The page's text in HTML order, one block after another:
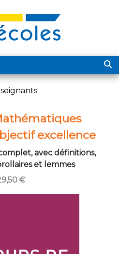
excellence
avec définitions,
et lemmes
€